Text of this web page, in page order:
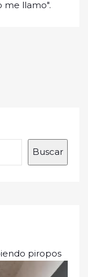
me llamo".
Buscar
piropos